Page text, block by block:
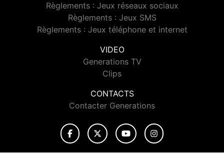
Règlements : Jeux réseaux sociaux
Règlements : Jeux SMS
Règlements : Jeux téléphone et internet
VIDEO
Generations TV
Clips
CONTACTS
Contacter Generations